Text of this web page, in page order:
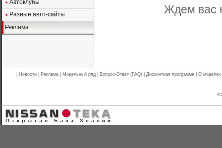
Автоклубы
Разные авто-сайты
Реклама
Ждем вас
Новости Реклама Модельный ряд Вопрос-Ответ (FAQ) Дисконтная программа О моделях
©